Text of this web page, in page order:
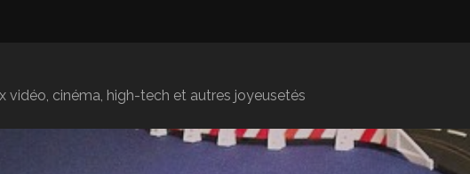
vidéo, cinéma, high-tech et autres joyeusetés